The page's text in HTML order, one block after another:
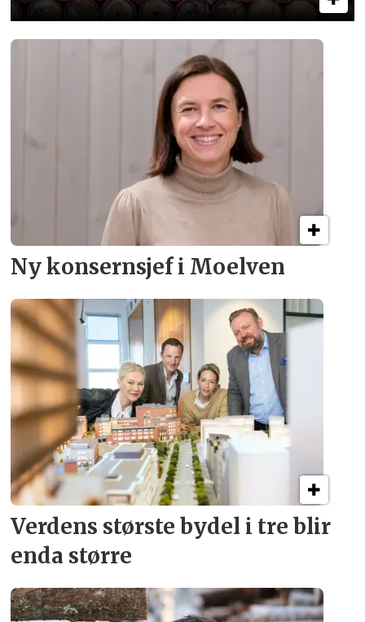
Ny konsern­sjef i Moelven
Verdens største bydel i tre blir
enda større